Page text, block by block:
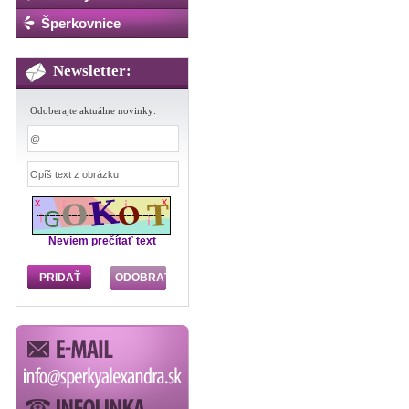
Šperkovnice
Newsletter:
Odoberajte aktuálne novinky:
Neviem prečítať text